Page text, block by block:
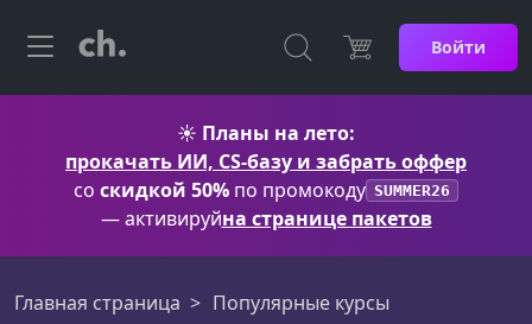
Войти
☀️ Планы на лето:
прокачать ИИ, CS-базу и забрать оффер
со скидкой 50% по промокоду SUMMER26
— активируйна странице пакетов
Главная страница Популярные курсы